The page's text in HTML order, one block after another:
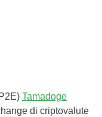
Tamadoge
di criptovalute